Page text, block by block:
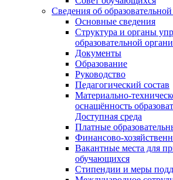
Сведения об
Основные сведения
Структура и органы
образовательной
Документы
Образование
Руководство
Педагогический состав
Материально-
оснащённость
Доступная среда
Платные
Финансово-
Вакантные места для
обучающихся
Стипендии и меры